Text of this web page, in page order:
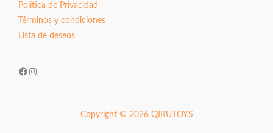
Política de Privacidad
Términos y condiciones
Lista de deseos
Facebook
Instagram
Copyright © 2026 QIRUTOYS